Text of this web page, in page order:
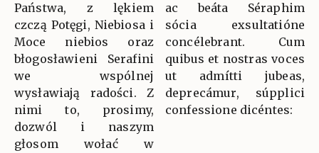
Państwa, z lękiem
czczą Potęgi, Niebiosa i
Moce niebios oraz
błogosławieni Serafini
we wspólnej
wysławiają radości. Z
nimi to, prosimy,
dozwól i naszym
głosom wołać w
ac beáta Séraphim
sócia exsultatióne
concélebrant. Cum
quibus et nostras voces
ut admítti jubeas,
deprecámur, súpplici
confessione dicéntes: